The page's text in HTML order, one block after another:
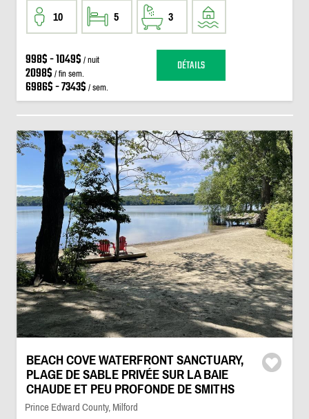
10 5 3
998$ - 1049$ / nuit
2098$ / fin sem.
6986$ - 7343$ / sem.
DÉTAILS
BEACH COVE WATERFRONT SANCTUARY,
PLAGE DE SABLE PRIVÉE SUR LA BAIE
CHAUDE ET PEU PROFONDE DE SMITHS
Prince Edward County, Milford